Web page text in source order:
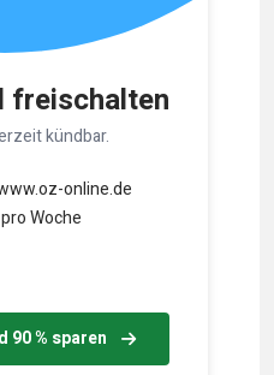
kündbar.
online.de
Woche
% sparen